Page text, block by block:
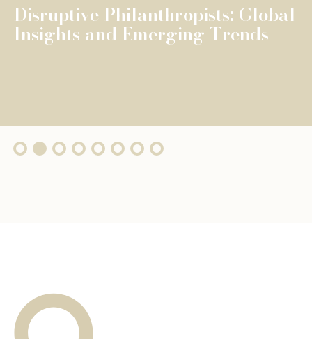
The Fondation de Luxembourg
surpasses €100 million in total
grants, wi...